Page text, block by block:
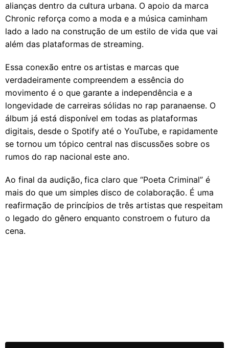
alianças dentro da cultura urbana. O apoio da marca
Chronic reforça como a moda e a música caminham
lado a lado na construção de um estilo de vida que vai
além das plataformas de streaming.
Essa conexão entre os artistas e marcas que
verdadeiramente compreendem a essência do
movimento é o que garante a independência e a
longevidade de carreiras sólidas no rap paranaense. O
álbum já está disponível em todas as plataformas
digitais, desde o Spotify até o YouTube, e rapidamente
se tornou um tópico central nas discussões sobre os
rumos do rap nacional este ano.
Ao final da audição, fica claro que “Poeta Criminal” é
mais do que um simples disco de colaboração. É uma
reafirmação de princípios de três artistas que respeitam
o legado do gênero enquanto constroem o futuro da
cena.